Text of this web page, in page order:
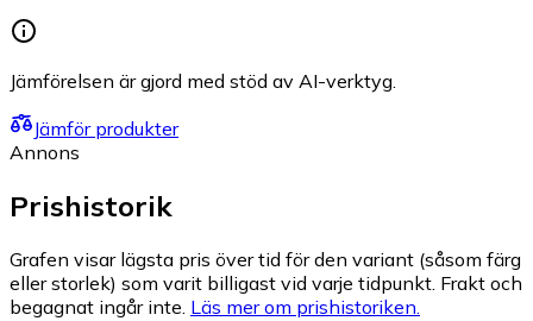
Jämförelsen är gjord med stöd av AI-verktyg.
Jämför produkter
Annons
Prishistorik
Grafen visar lägsta pris över tid för den variant (såsom färg
eller storlek) som varit billigast vid varje tidpunkt. Frakt och
begagnat ingår inte. Läs mer om prishistoriken.